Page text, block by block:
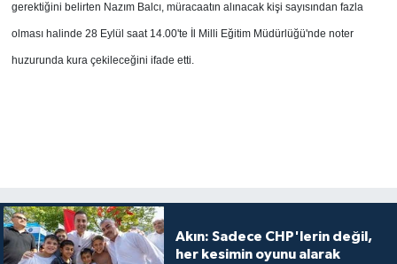
gerektiğini belirten Nazım Balcı, müracaatın alınacak kişi sayısından fazla
olması halinde 28 Eylül saat 14.00'te İl Milli Eğitim Müdürlüğü'nde noter
huzurunda kura çekileceğini ifade etti.
Akın: Sadece CHP'lerin değil,
her kesimin oyunu alarak